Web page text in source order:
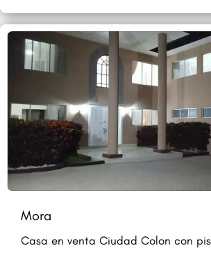
Mora
Casa en venta Ciudad Colon con